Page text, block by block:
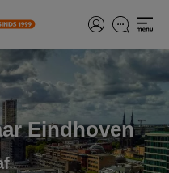
Eindhoven